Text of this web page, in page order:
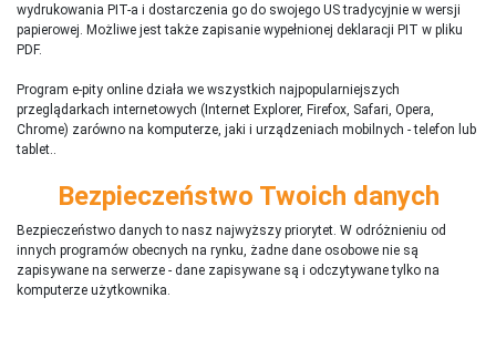
wydrukowania PIT-a i dostarczenia go do swojego US tradycyjnie w wersji
papierowej. Możliwe jest także zapisanie wypełnionej deklaracji PIT w pliku
PDF.
Program e-pity online działa we wszystkich najpopularniejszych
przeglądarkach internetowych (Internet Explorer, Firefox, Safari, Opera,
Chrome) zarówno na komputerze, jaki i urządzeniach mobilnych - telefon lub
tablet..
Bezpieczeństwo Twoich danych
Bezpieczeństwo danych to nasz najwyższy priorytet. W odróżnieniu od
innych programów obecnych na rynku, żadne dane osobowe nie są
zapisywane na serwerze - dane zapisywane są i odczytywane tylko na
komputerze użytkownika.